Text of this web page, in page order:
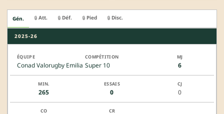
Gén. 🔒 Att. 🔒 Déf. 🔒 Pied 🔒 Disc.
2025-26
Conad Valorugby Emilia Super 10 6
265 0 0